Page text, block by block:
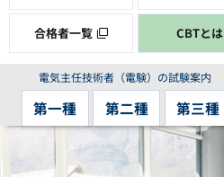
合格者一覧 CBTとは
電気主任技術者（電験）の試験案内
第一種 第二種 第三種